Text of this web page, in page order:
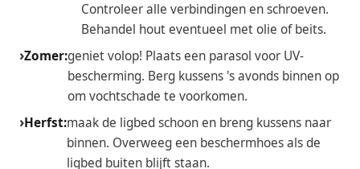
Controleer alle verbindingen en schroeven.
Behandel hout eventueel met olie of beits.
Zomer:geniet volop! Plaats een parasol voor UV-
bescherming. Berg kussens 's avonds binnen op
om vochtschade te voorkomen.
Herfst:maak de ligbed schoon en breng kussens naar
binnen. Overweeg een beschermhoes als de
ligbed buiten blijft staan.